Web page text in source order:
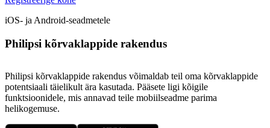
iOS- ja Android-seadmetele
Philipsi kõrvaklappide rakendus
Philipsi kõrvaklappide rakendus võimaldab teil oma kõrvaklappide
potentsiaali täielikult ära kasutada. Pääsete ligi kõigile
funktsioonidele, mis annavad teile mobiilseadme parima
helikogemuse.